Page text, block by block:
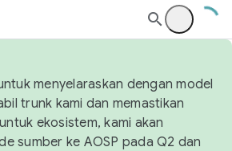
menyelaraskan dengan model
trunk kami dan memastikan
ekosistem, kami akan
sumber ke AOSP pada Q2 dan